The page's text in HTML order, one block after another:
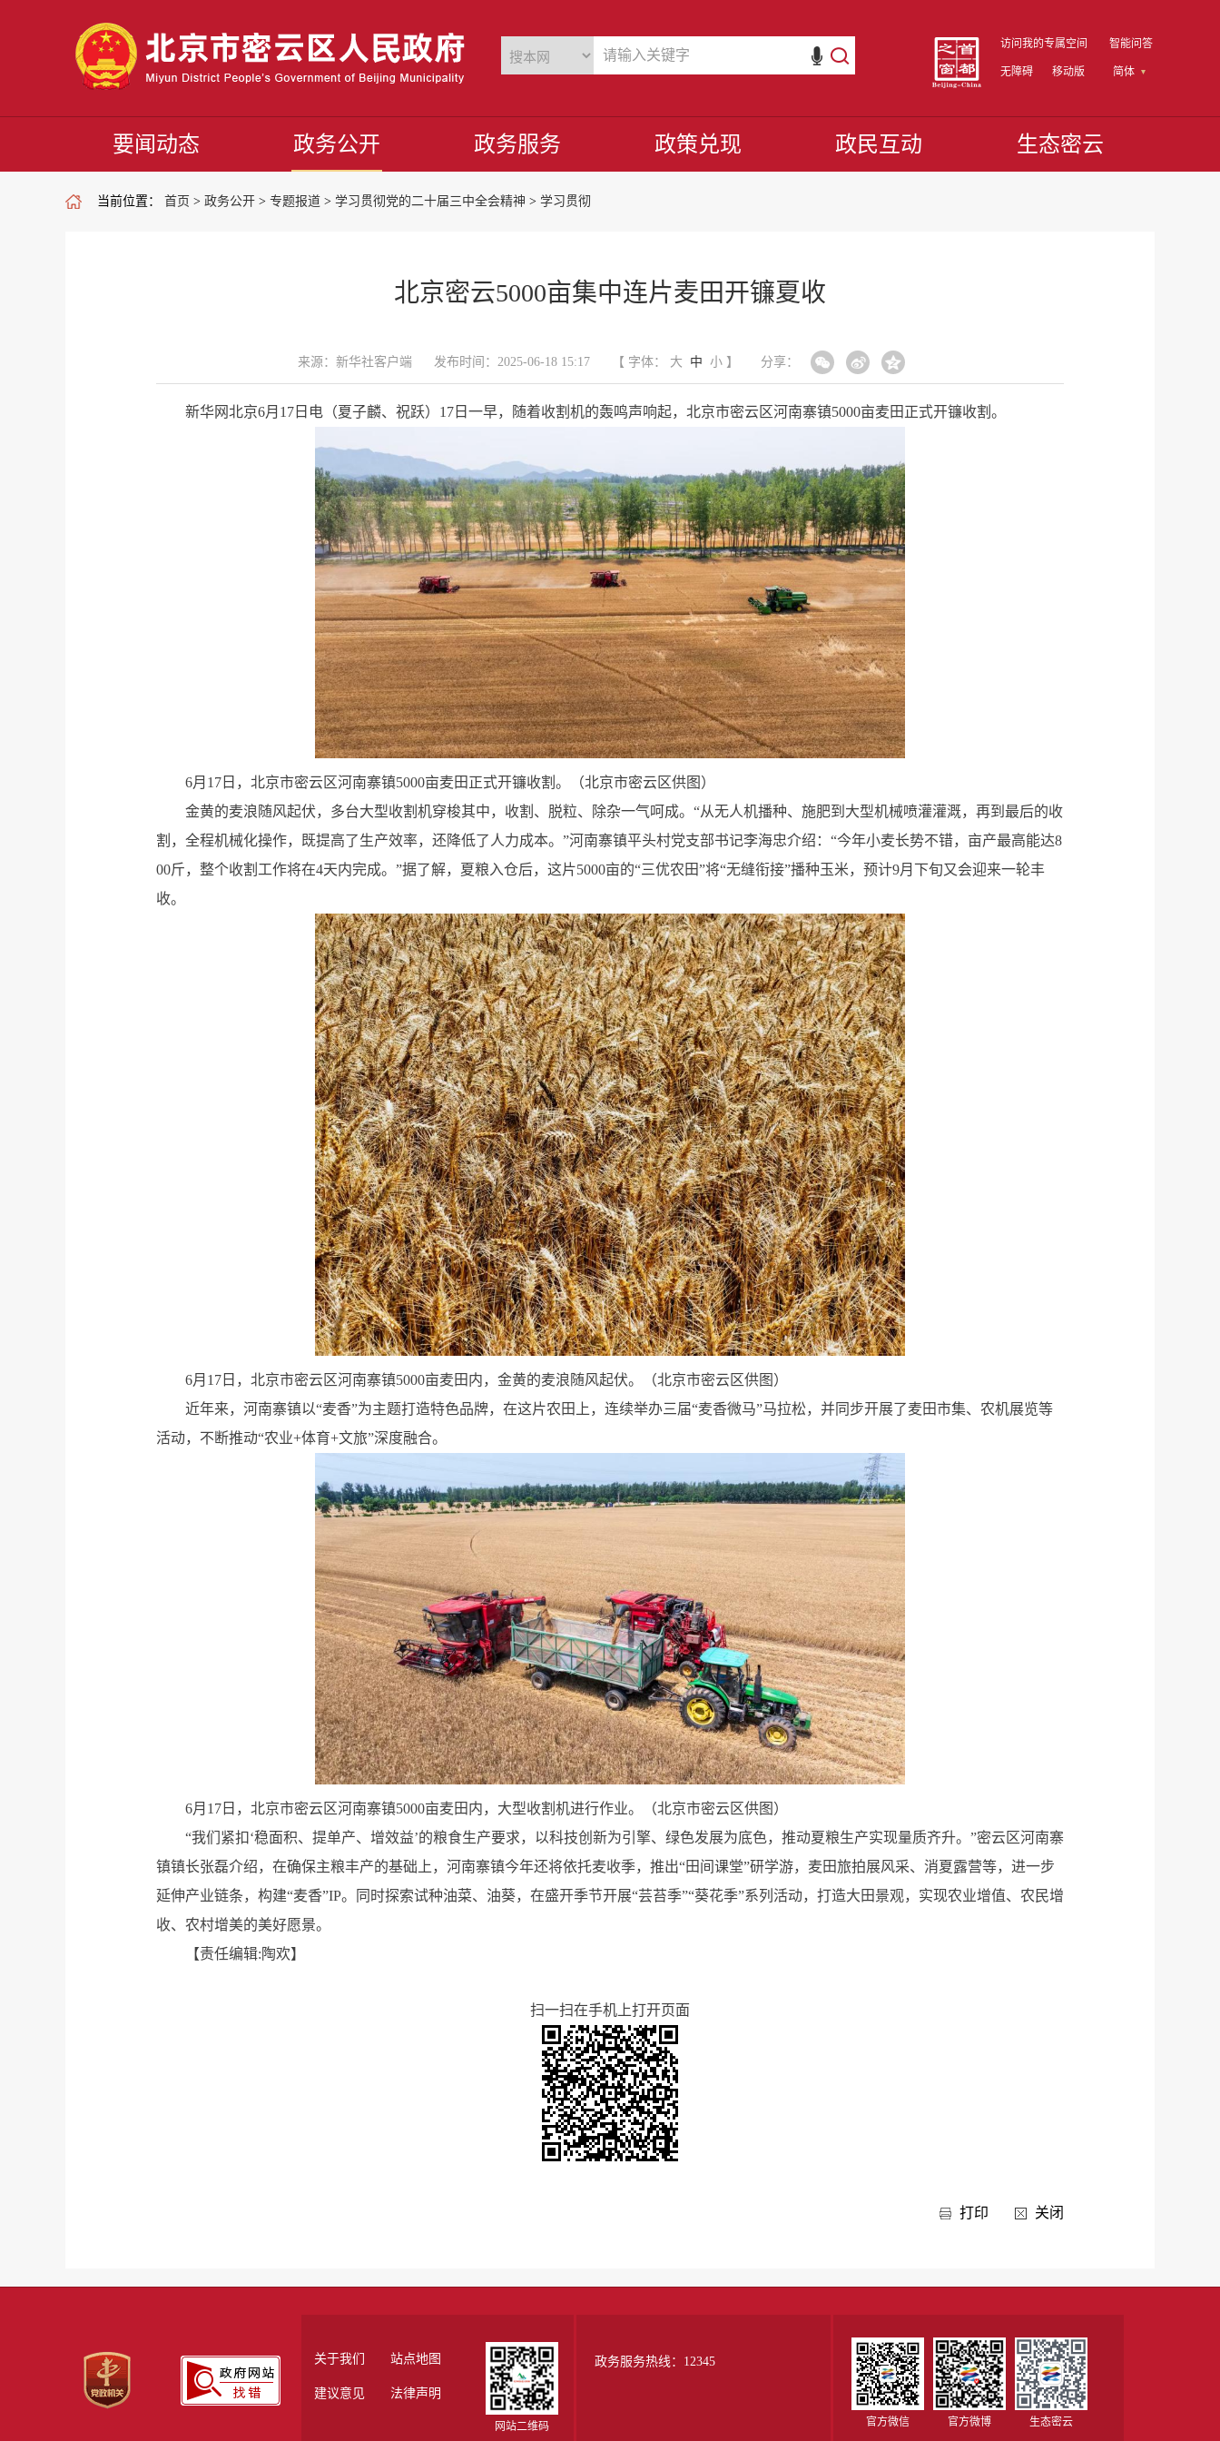
访问我的专属空间 智能问答
无障碍 移动版 简体
要闻动态 政务公开 政务服务 政策兑现 政民互动 生态密云
当前位置： 首页 > 政务公开 > 专题报道 > 学习贯彻党的二十届三中全会精神 > 学习贯彻
北京密云5000亩集中连片麦田开镰夏收
来源：新华社客户端 发布时间：2025-06-18 15:17 【 字体： 大 中 小】 分享：
新华网北京6月17日电（夏子麟、祝跃）17日一早，随着收割机的轰鸣声响起，北京市密云区河南寨镇5000亩麦田正式开镰收割。
6月17日，北京市密云区河南寨镇5000亩麦田正式开镰收割。（北京市密云区供图）
金黄的麦浪随风起伏，多台大型收割机穿梭其中，收割、脱粒、除杂一气呵成。“从无人机播种、施肥到大型机械喷灌灌溉，再到最后的收
割，全程机械化操作，既提高了生产效率，还降低了人力成本。”河南寨镇平头村党支部书记李海忠介绍：“今年小麦长势不错，亩产最高能达8
00斤，整个收割工作将在4天内完成。”据了解，夏粮入仓后，这片5000亩的“三优农田”将“无缝衔接”播种玉米，预计9月下旬又会迎来一轮丰
收。
6月17日，北京市密云区河南寨镇5000亩麦田内，金黄的麦浪随风起伏。（北京市密云区供图）
近年来，河南寨镇以“麦香”为主题打造特色品牌，在这片农田上，连续举办三届“麦香微马”马拉松，并同步开展了麦田市集、农机展览等
活动，不断推动“农业+体育+文旅”深度融合。
6月17日，北京市密云区河南寨镇5000亩麦田内，大型收割机进行作业。（北京市密云区供图）
“我们紧扣‘稳面积、提单产、增效益’的粮食生产要求，以科技创新为引擎、绿色发展为底色，推动夏粮生产实现量质齐升。”密云区河南寨
镇镇长张磊介绍，在确保主粮丰产的基础上，河南寨镇今年还将依托麦收季，推出“田间课堂”研学游，麦田旅拍展风采、消夏露营等，进一步
延伸产业链条，构建“麦香”IP。同时探索试种油菜、油葵，在盛开季节开展“芸苔季”“葵花季”系列活动，打造大田景观，实现农业增值、农民增
收、农村增美的美好愿景。
【责任编辑:陶欢】
扫一扫在手机上打开页面
打印 关闭
关于我们 站点地图
建议意见 法律声明
网站二维码
政务服务热线：12345
官方微信 官方微博 生态密云